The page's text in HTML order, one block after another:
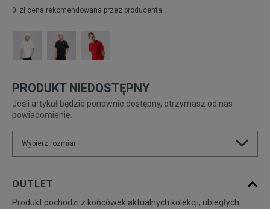
0 zł cena rekomendowana przez producenta
PRODUKT NIEDOSTĘPNY
Jeśli artykuł będzie ponownie dostępny, otrzymasz od nas
powiadomienie.
Wybierz rozmiar
S
OUTLET
Produkt pochodzi z końcówek aktualnych kolekcji, ubiegłych